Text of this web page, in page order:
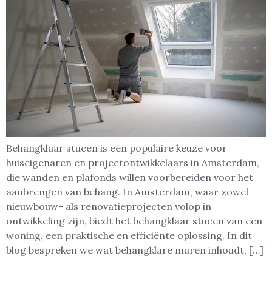
Behangklaar stucen is een populaire keuze voor
huiseigenaren en projectontwikkelaars in Amsterdam,
die wanden en plafonds willen voorbereiden voor het
aanbrengen van behang. In Amsterdam, waar zowel
nieuwbouw- als renovatieprojecten volop in
ontwikkeling zijn, biedt het behangklaar stucen van een
woning, een praktische en efficiënte oplossing. In dit
blog bespreken we wat behangklare muren inhoudt, […]